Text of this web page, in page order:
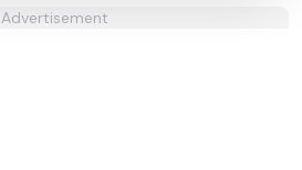
Advertisement